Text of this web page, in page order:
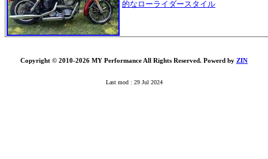
的なローライダースタイル
Copyright © 2010-2026 MY Performance All Rights Reserved. Powerd by ZIN
Last mod : 29 Jul 2024